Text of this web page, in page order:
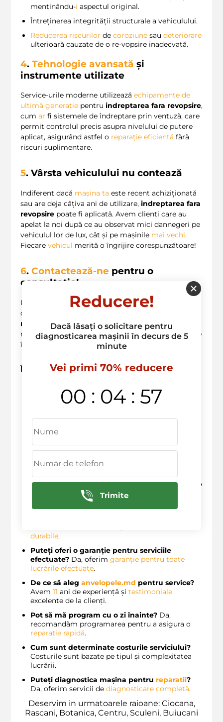
menținându-i aspectul original.
Întreținerea integrității structurale a vehiculului.
Reducerea riscurilor de coroziune sau deteriorare
ulterioară cauzate de o re-vopsire inadecvată.
4. Tehnologie avansată și
instrumente utilizate
Service-urile moderne utilizează echipamente de
ultimă generație pentru indreptarea fara revopsire,
cum ar fi sistemele de îndreptare prin ventuză, care
permit controlul precis asupra nivelului de putere
aplicat, asigurând astfel o reparație eficientă fără
riscuri suplimentare.
5. Vârsta vehiculului nu contează
Indiferent dacă mașina ta este recent achiziționată
sau are deja câțiva ani de utilizare, indreptarea fara
revopsire poate fi aplicată. Avem clienți care au
apelat la noi după ce au observat mici dannegeri pe
vehiculul lor de lux, cât și pe mașinile mai vechi.
Fiecare vehicul merită o îngrijire corespunzătoare!
6. Contactează-ne pentru o
consultație!
Intră în legătură cu noi la +373 603 36 236
discuta despre opțiunile de
revopsiredisponibile pentru vehiculul tău. Echipa
noastră de experți este pregătită săteajute cu orice
întrebări sau neclarități.
Întrebări frecvente
Este indreptarea fara revopsire potrivită
pentru orice tip de vehicul
Da, se poate aplica
pe majoritatea vehiculelor, indiferent de vârstă.
Care este timpul estimat pentru repararea
unei daune?
Se poate aplica în cazul avariilor mari?Da, în
funcție de gravitate, majoritatea avariilor pot fi
Ce tipuri de daune pot fi reparate fără vopsire?
, îndoituri, deteriorări minore ale
durabile.
Puteți oferi o garanție pentru serviciile
efectuate? Da, oferim garanție pentru toate
lucrările efectuate.
De ce să aleg anvelopele.md pentru service?
Avem 11 ani de experiență și testimoniale
excelente de la clienți.
Pot să mă program cu o zi înainte? Da,
recomandăm programarea pentru a asigura o
reparație rapidă.
Cum sunt determinate costurile serviciului?
Costurile sunt bazate pe tipul și complexitatea
lucrării.
Puteți diagnostica mașina pentru reparatii?
Da, oferim servicii de diagnosticare completă.
Deservim in urmatoarele raioane: Ciocana,
Rascani, Botanica, Centru, Sculeni, Buiucani
Reducere!
Dacă lăsați o solicitare pentru
diagnosticarea mașinii în decurs de 5
minute
Vei primi 70% reducere
00 : 04 : 56
Trimite